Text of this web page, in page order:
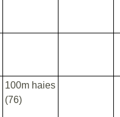
100m haies
(76)